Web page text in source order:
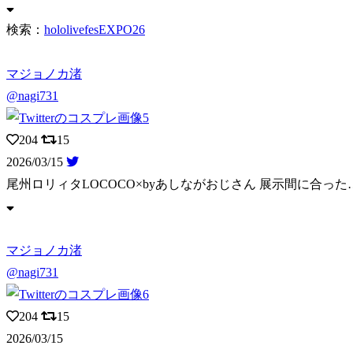
検索： hololivefesEXPO26
マジョノカ渚
@nagi731
204
15
2026/03/15
尾州ロリィタLOCOCO×byあしながおじさん 展示間に合っ
マジョノカ渚
@nagi731
204
15
2026/03/15